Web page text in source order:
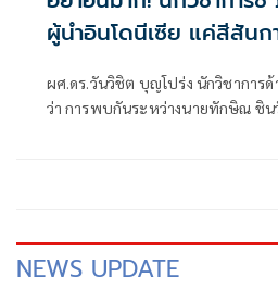
ผู้นำอินโดนีเซีย แค่สีสันก
นานาชาติเข้าใจ นายกฯ-
ผศ.ดร.วันวิชิต บุญโปร่ง นักวิชาการด้
ว่า การพบกันระหว่างนายทักษิณ ชิ
NEWS UPDATE